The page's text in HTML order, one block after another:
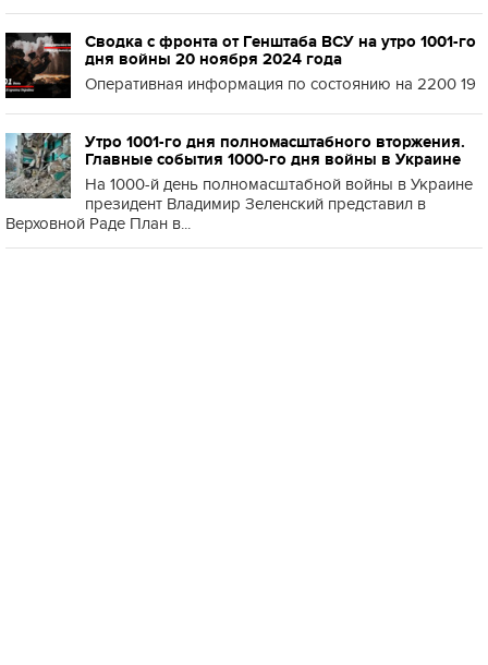
Сводка с фронта от Генштаба ВСУ на утро 1001-го
дня войны 20 ноября 2024 года
Оперативная информация по состоянию на 2200 19
Утро 1001-го дня полномасштабного вторжения.
Главные события 1000-го дня войны в Украине
На 1000-й день полномасштабной войны в Украине
президент Владимир Зеленский представил в
Верховной Раде План в...